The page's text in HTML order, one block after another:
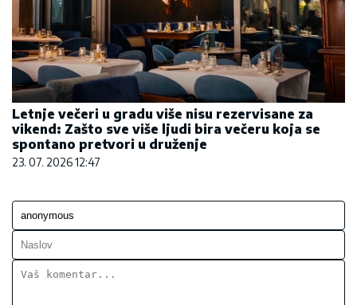
Letnje večeri u gradu više nisu rezervisane za
vikend: Zašto sve više ljudi bira večeru koja se
spontano pretvori u druženje
23. 07. 2026 12:47